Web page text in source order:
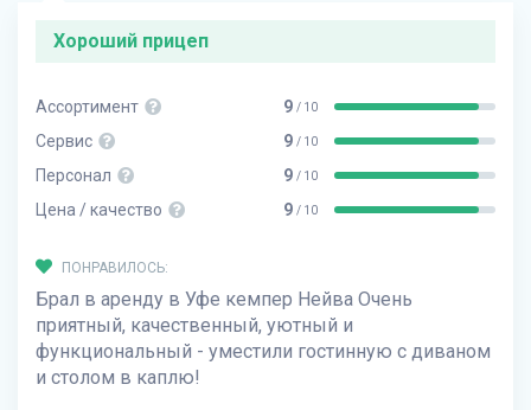
Хороший прицеп
Ассортимент 9 / 10
Сервис 9 / 10
Персонал 9 / 10
Цена / качество 9 / 10
ПОНРАВИЛОСЬ:
Брал в аренду в Уфе кемпер Нейва Очень
приятный, качественный, уютный и
функциональный - уместили гостинную с диваном
и столом в каплю!